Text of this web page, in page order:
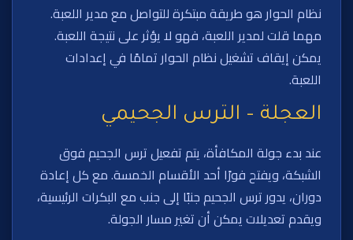
نظام الحوار هو طريقة مبتكرة للتواصل مع مدير اللعبة.
مهما قلت لمدير اللعبة، فهو لا يؤثر على نتيجة اللعبة.
يمكن إيقاف تشغيل نظام الحوار تمامًا في إعدادات
اللعبة.
العجلة – الترس الجحيمي
عند بدء جولة المكافأة، يتم تفعيل ترس الجحيم فوق
الشبكة، ويفتح فورًا أحد الأقسام الخمسة. مع كل إعادة
دوران، يدور ترس الجحيم جنبًا إلى جنب مع البكرات الرئيسية،
ويقدم تعديلات يمكن أن تغير مسار الجولة.